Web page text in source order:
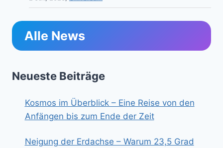
Alle News
Neueste Beiträge
Kosmos im Überblick – Eine Reise von den
Anfängen bis zum Ende der Zeit
Neigung der Erdachse – Warum 23,5 Grad